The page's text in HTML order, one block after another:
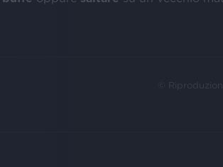
©